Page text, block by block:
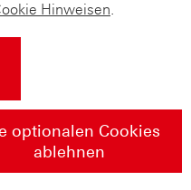
Hinweisen.
optionalen Cookies
ablehnen